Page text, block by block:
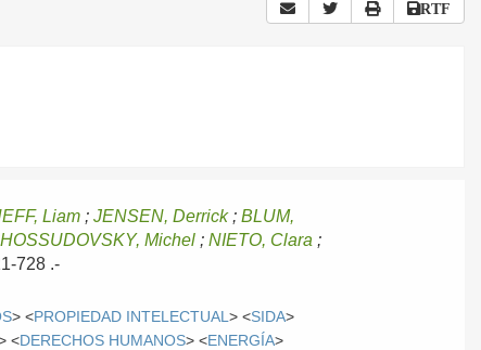
RTF
Liam ;JENSEN, Derrick;BLUM,
Michel ;NIETO, Clara ;
728 .-
> <PROPIEDAD INTELECTUAL> <SIDA>
<DERECHOS HUMANOS> <ENERGÍA>